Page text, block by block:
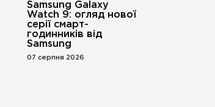
Samsung Galaxy
Watch 9: огляд нової
серії смарт-
годинників від
Samsung
07 серпня 2026